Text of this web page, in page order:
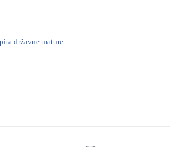
državne mature